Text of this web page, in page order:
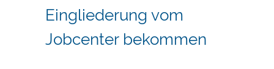
Eingliederung vom
Jobcenter bekommen